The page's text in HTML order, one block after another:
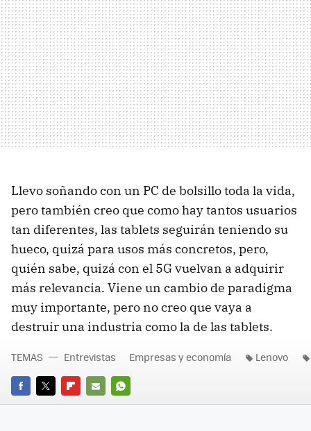
Llevo soñando con un PC de bolsillo toda la vida,
pero también creo que como hay tantos usuarios
tan diferentes, las tablets seguirán teniendo su
hueco, quizá para usos más concretos, pero,
quién sabe, quizá con el 5G vuelvan a adquirir
más relevancia. Viene un cambio de paradigma
muy importante, pero no creo que vaya a
destruir una industria como la de las tablets.
FACEBOOK
TWITTERFLIPBOARD
E-
WHATSAPP
TEMAS Entrevistas Empresas y economía Lenovo